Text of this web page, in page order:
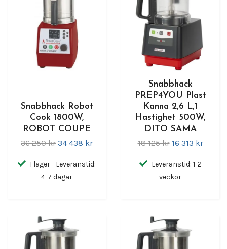
Snabbhack Robot
Cook 1800W,
ROBOT COUPE
36 250 kr 34 438 kr
I lager - Leveranstid:
4-7 dagar
Snabbhack
PREP4YOU Plast
Kanna 2,6 L,1
Hastighet 500W,
DITO SAMA
18 125 kr 16 313 kr
Leveranstid: 1-2
veckor